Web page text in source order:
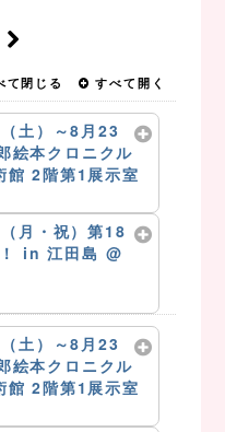
て閉じる すべて開く
土）～8月23
絵本クロニクル
館 2階第1展示室
月・祝）第18
in 江田島 @
土）～8月23
絵本クロニクル
館 2階第1展示室